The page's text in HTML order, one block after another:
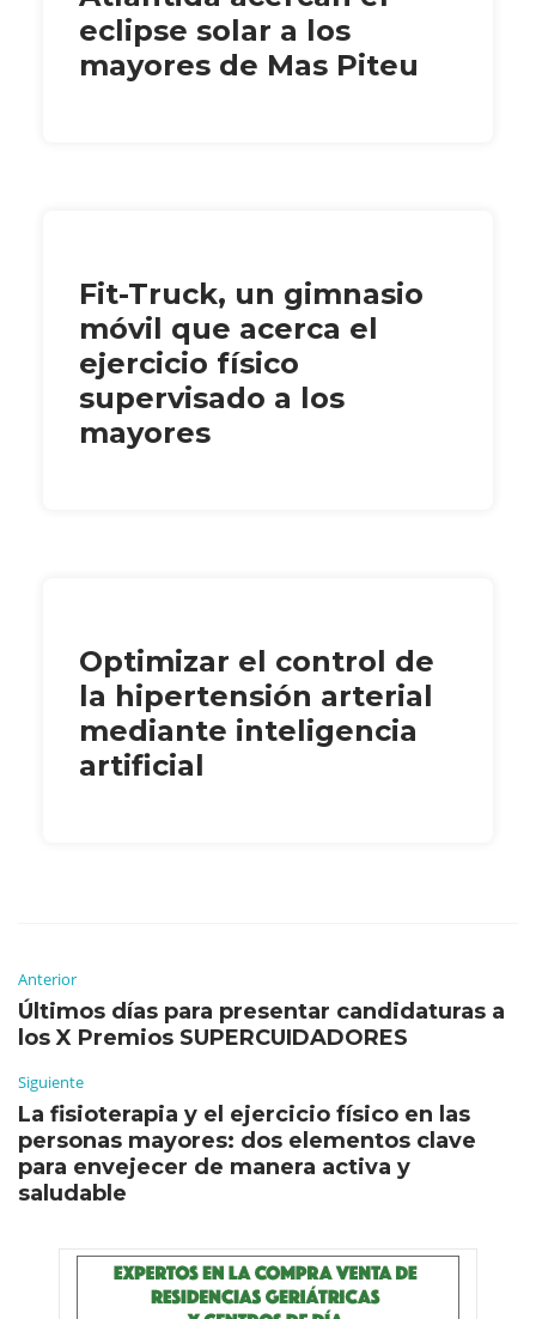
eclipse solar a los
mayores de Mas Piteu
Fit-Truck, un gimnasio
móvil que acerca el
ejercicio físico
supervisado a los
mayores
Optimizar el control de
la hipertensión arterial
mediante inteligencia
artificial
Anterior
Últimos días para presentar candidaturas a
los X Premios SUPERCUIDADORES
Siguiente
La fisioterapia y el ejercicio físico en las
personas mayores: dos elementos clave
para envejecer de manera activa y
saludable